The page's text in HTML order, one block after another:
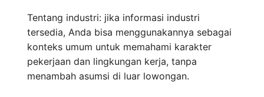
Tentang industri: jika informasi industri
tersedia, Anda bisa menggunakannya sebagai
konteks umum untuk memahami karakter
pekerjaan dan lingkungan kerja, tanpa
menambah asumsi di luar lowongan.